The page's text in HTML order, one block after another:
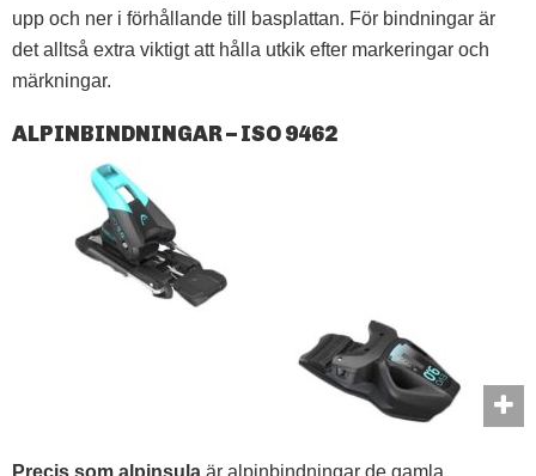
upp och ner i förhållande till basplattan. För bindningar är
det alltså extra viktigt att hålla utkik efter markeringar och
märkningar.
ALPINBINDNINGAR – ISO 9462